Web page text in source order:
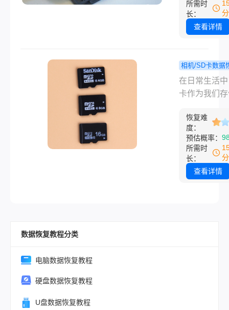
点错了，不
空了回收站
应过来的时
站也干干净
盘拷了个备
想"抢救"，我
他停手，过
弄了几个小
后用恢复软
文PDF和原
捞回来绝大
的每一个细
能在发生交
遇到行车记
频被误删除
况，这可能
幸运的是，
些专业的技
具，我们可
恢复这些被
视频文件。
详细介绍如
所需时
长：
查看详情
相机/SD卡数据
程 删除的
频文件文件
实用方法！
在日常生活
卡作为我们
内容的重要
时常扮演着
色。然而，
频文件的经
让不少用户
恢复难
度：
预估概率：
所需时
长：
查看详情
数据恢复教程分类
电脑数据恢复教程
硬盘数据恢复教程
U盘数据恢复教程